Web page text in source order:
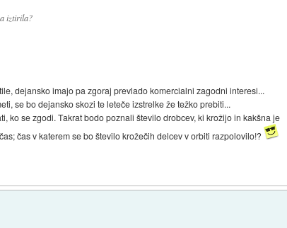
iztirila?
dejansko imajo pa zgoraj prevlado komercialni zagodni interesi...
se bo dejansko skozi te leteče izstrelke že težko prebiti...
ko se zgodi. Takrat bodo poznali število drobcev, ki krožijo in kakšna je
čas v katerem se bo število krožečih delcev v orbiti razpolovilo!?